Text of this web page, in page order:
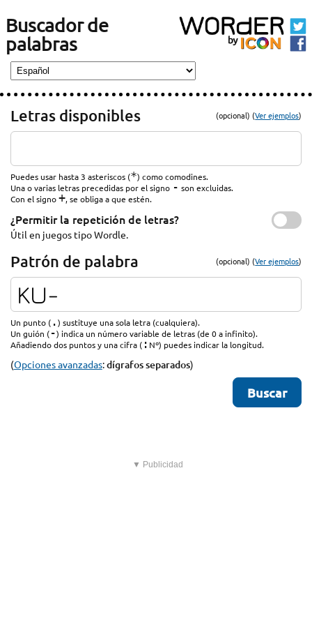
Buscador de
palabras
Letras disponibles (opcional) (Ver ejemplos)
Puedes usar hasta 3 asteriscos (*) como comodines.
Una o varias letras precedidas por el signo - son excluidas.
Con el signo+, se obliga a que estén.
¿Permitir la repetición de letras?
Útil en juegos tipo Wordle.
Patrón de palabra (opcional) (Ver ejemplos)
Un punto (.) sustituye una sola letra (cualquiera).
Un guión (-) indica un número variable de letras (de 0 a infinito).
Añadiendo dos puntos y una cifra (: Nº) puedes indicar la longitud.
(Opciones avanzadas:dígrafos separados)
▼ Publicidad